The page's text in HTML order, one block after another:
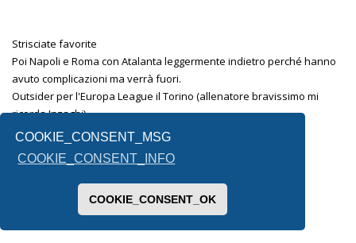
COOKIE_CONSENT_MSG
COOKIE_CONSENT_INFO
COOKIE_CONSENT_OK
Strisciate favorite
Poi Napoli e Roma con Atalanta leggermente indietro perché hanno
avuto complicazioni ma verrà fuori.
Outsider per l'Europa League il Torino (allenatore bravissimo mi
ricorda Inzaghi)
La fiorentina è l'altra incognita.
Lecce e Venezia mi sembrano messe male.
Per la terza retrocessa non saprei, forse il Monza .
Inviato dal mio SM-F731B utilizzando Tapatalk